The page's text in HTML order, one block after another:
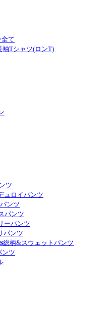
て
袖Tシャツ(ロンT)
ツ
ュロイパンツ
ンツ
パンツ
ーパンツ
パンツ
総柄&スウェットパンツ
ンツ